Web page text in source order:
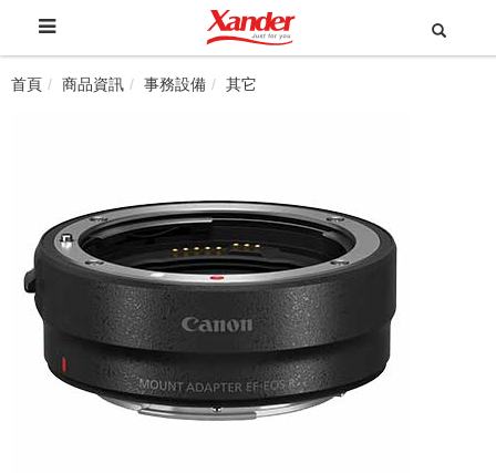
首頁 商品資訊 事務設備 其它